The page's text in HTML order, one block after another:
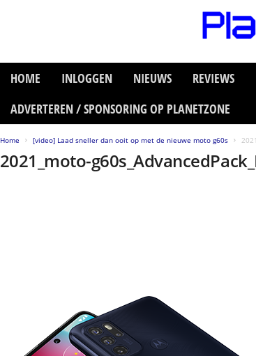
HOME INLOGGEN NIEUWS REVIEWS
ADVERTEREN / SPONSORING OP PLANETZONE
Home [video] Laad sneller dan ooit op met de nieuwe moto g60s
2021_moto-